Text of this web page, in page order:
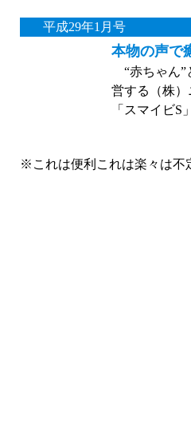
平成29年1月号
本物の声で
“赤ちゃん”
営する（株
「スマイビS
※これは便利これは楽々は不